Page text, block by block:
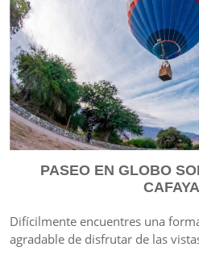
PASEO EN GLOBO
Difícilmente encuentres una
agradable de disfrutar de las